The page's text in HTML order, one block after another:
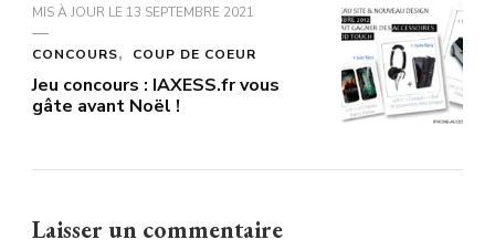
MIS À JOUR LE 13 SEPTEMBRE 2021
CONCOURS COUP DE COEUR
Jeu concours : IAXESS.fr vous
gâte avant Noël !
Laisser un commentaire